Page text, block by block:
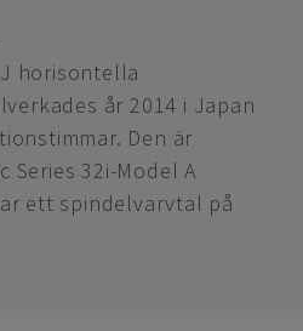
J horisontella
år 2014 i Japan
Den är
Series 32i-Model A
ett spindelvarvtal på